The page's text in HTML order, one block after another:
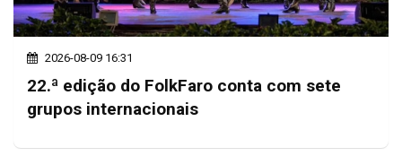
2026-08-09 16:31
22.ª edição do FolkFaro conta com sete
grupos internacionais